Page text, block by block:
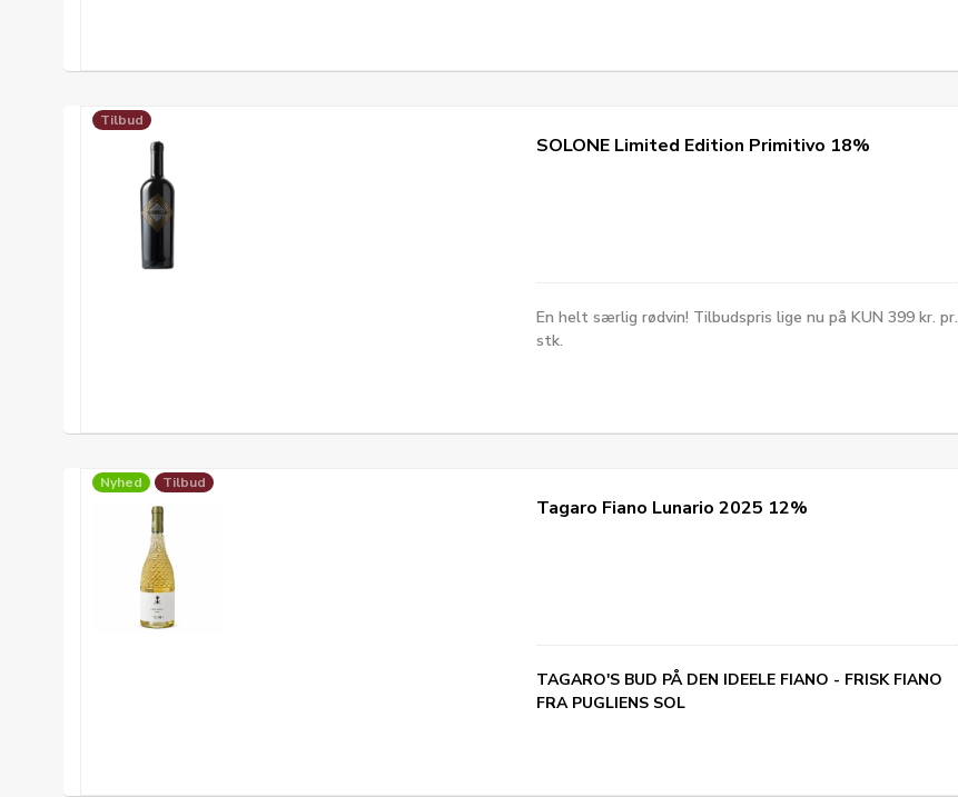
Tilbud
SOLONE Limited Edition Primitivo 18%
En helt særlig rødvin! Tilbudspris lige nu på KUN 399 kr. pr.
stk.
Nyhed Tilbud
Tagaro Fiano Lunario 2025 12%
TAGARO'S BUD PÅ DEN IDEELE FIANO - FRISK FIANO
FRA PUGLIENS SOL